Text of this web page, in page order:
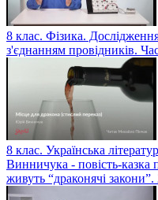
8 клас. Фізика.
з'єднанням провідників.
8 клас. Українська
Винничука - повість-казка
живуть “драконячі закони”.